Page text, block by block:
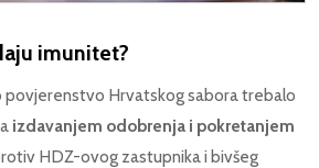
imunitet?
Hrvatskog sabora trebalo
izdavanjem odobrenja i pokretanjem
HDZ-ovog zastupnika i bivšeg